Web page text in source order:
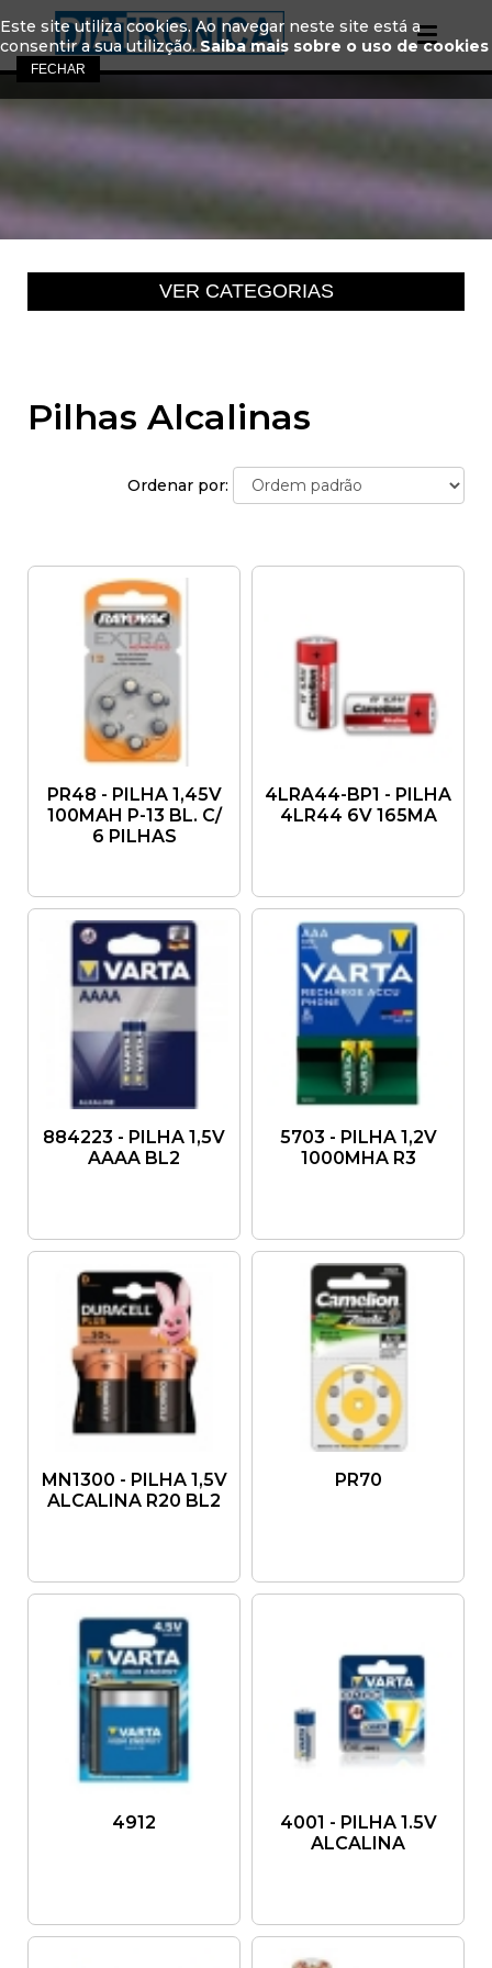
Pilhas Alcalinas
Ordenar por:
PR48 - PILHA 1,45V
100MAH P-13 BL. C/
6 PILHAS
4LRA44-BP1 - PILHA
4LR44 6V 165MA
884223 - PILHA 1,5V
AAAA BL2
5703 - PILHA 1,2V
1000MHA R3
MN1300 - PILHA 1,5V
ALCALINA R20 BL2
PR70
4912
4001 - PILHA 1.5V
ALCALINA
Este site utiliza cookies. Ao navegar neste site está a
consentir a sua utilizção. Saiba mais sobre o uso de cookies